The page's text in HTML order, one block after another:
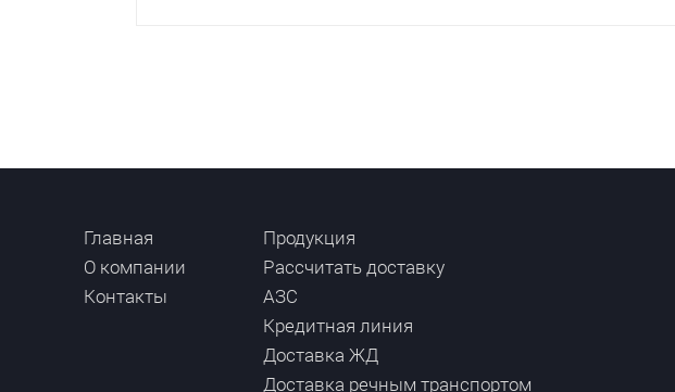
Главная
О компании
Контакты
Продукция
Рассчитать доставку
АЗС
Кредитная линия
Доставка ЖД
Доставка речным транспортом